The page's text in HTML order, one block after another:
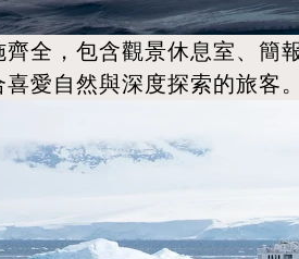
齊全，包含觀景休息室、簡
喜愛自然與深度探索的旅客